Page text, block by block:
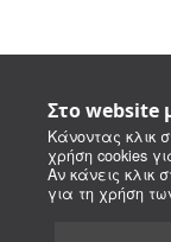
Στο website
Κάνοντας κλικ
χρήση cookies
Αν κάνεις κλικ
για τη χρήση